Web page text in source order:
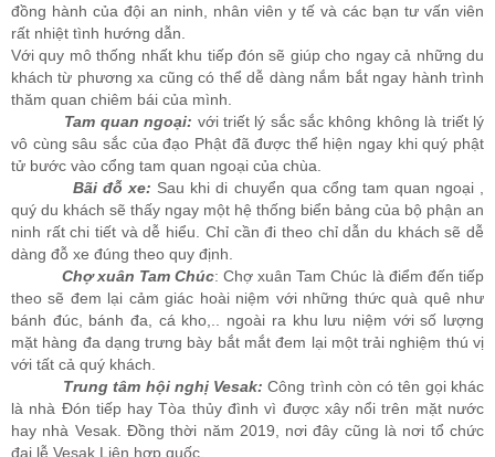
đồng hành của đội an ninh, nhân viên y tế và các bạn tư vấn viên
rất nhiệt tình hướng dẫn.
Với quy mô thống nhất khu tiếp đón sẽ giúp cho ngay cả những du
khách từ phương xa cũng có thể dễ dàng nắm bắt ngay hành trình
thăm quan chiêm bái của mình.
Tam quan ngoại: với triết lý sắc sắc không không là triết lý
vô cùng sâu sắc của đạo Phật đã được thể hiện ngay khi quý phật
tử bước vào cổng tam quan ngoại của chùa.
Bãi đỗ xe: Sau khi di chuyển qua cổng tam quan ngoại ,
quý du khách sẽ thấy ngay một hệ thống biển bảng của bộ phận an
ninh rất chi tiết và dễ hiểu. Chỉ cần đi theo chỉ dẫn du khách sẽ dễ
dàng đỗ xe đúng theo quy định.
Chợ xuân Tam Chúc: Chợ xuân Tam Chúc là điểm đến tiếp
theo sẽ đem lại cảm giác hoài niệm với những thức quà quê như
bánh đúc, bánh đa, cá kho,.. ngoài ra khu lưu niệm với số lượng
mặt hàng đa dạng trưng bày bắt mắt đem lại một trải nghiệm thú vị
với tất cả quý khách.
Trung tâm hội nghị Vesak: Công trình còn có tên gọi khác
là nhà Đón tiếp hay Tòa thủy đình vì được xây nổi trên mặt nước
hay nhà Vesak. Đồng thời năm 2019, nơi đây cũng là nơi tổ chức
đại lễ Vesak Liên hợp quốc.